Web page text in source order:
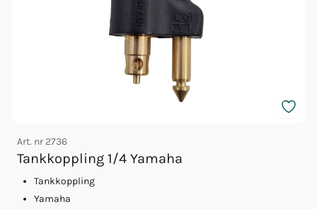
Art. nr 2736
Tankkoppling 1/4 Yamaha
Tankkoppling
Yamaha